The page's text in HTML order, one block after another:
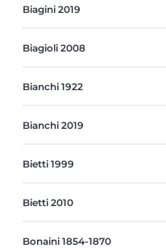
Biagini 2019
Biagioli 2008
Bianchi 1922
Bianchi 2019
Bietti 1999
Bietti 2010
Bonaini 1854-1870